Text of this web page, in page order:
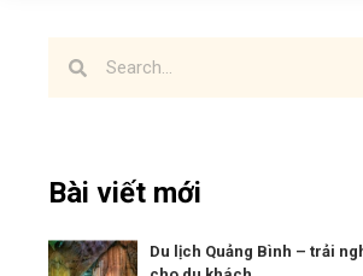
Bài viết mới
Du lịch Quảng Bình – trải